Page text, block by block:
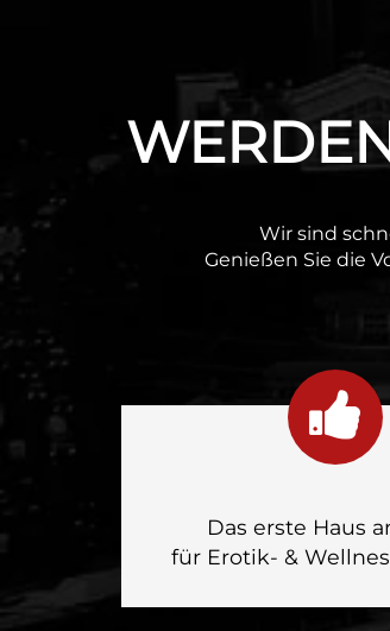
Wir sind
Genießen Sie die
Das erste Haus
für Erotik- &